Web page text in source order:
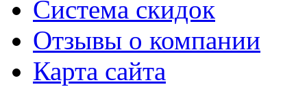
Система скидок
Отзывы о компании
Карта сайта